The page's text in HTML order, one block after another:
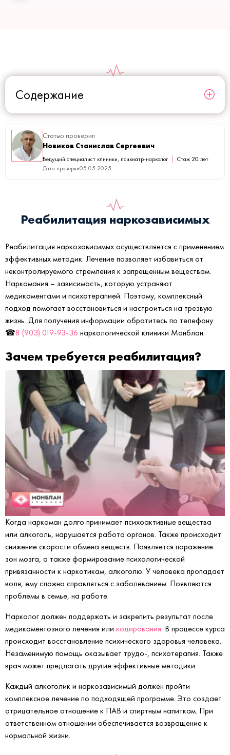
Содержание
Статью проверил
Новиков Станислав Сергеевич
Ведущий специалист клиники, психиатр-нарколог
Стаж 20 лет
Дата проверки05.05.2025
Реабилитация наркозависимых
Реабилитация наркозависимых осуществляется с применением
эффективных методик. Лечение позволяет избавиться от
неконтролируемого стремления к запрещенным веществам.
Наркомания – зависимость, которую устраняют
медикаментами и психотерапией. Поэтому, комплексный
подход помогает восстановиться и настроиться на трезвую
жизнь. Для получения информации обратитесь по телефону
☎8 (903) 019-93-36 наркологической клиники Монблан.
Зачем требуется реабилитация?
Когда наркоман долго принимает психоактивные вещества
или алкоголь, нарушается работа органов. Также происходит
снижение скорости обмена веществ. Появляется поражение
зон мозга, а также формирование психологической
привязанности к наркотикам, алкоголю. У человека пропадает
воля, ему сложно справляться с заболеванием. Появляются
проблемы в семье, на работе.
Нарколог должен поддержать и закрепить результат после
медикаментозного лечения или кодирования. В процессе курса
происходит восстановление психического здоровья человека.
Незаменимую помощь оказывает трудо-, психотерапия. Также
врач может предлагать другие эффективные методики.
Каждый алкоголик и наркозависимый должен пройти
комплексное лечение по подходящей программе. Это создает
отрицательное отношение к ПАВ и спиртным напиткам. При
ответственном отношении обеспечивается возвращение к
нормальной жизни.